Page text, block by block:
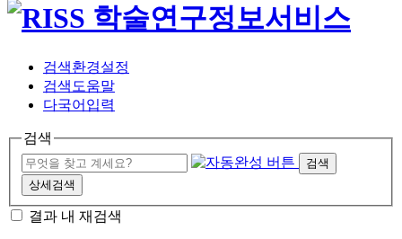
검색환경설정
검색도움말
다국어입력
검색
검색
상세검색
결과 내 재검색